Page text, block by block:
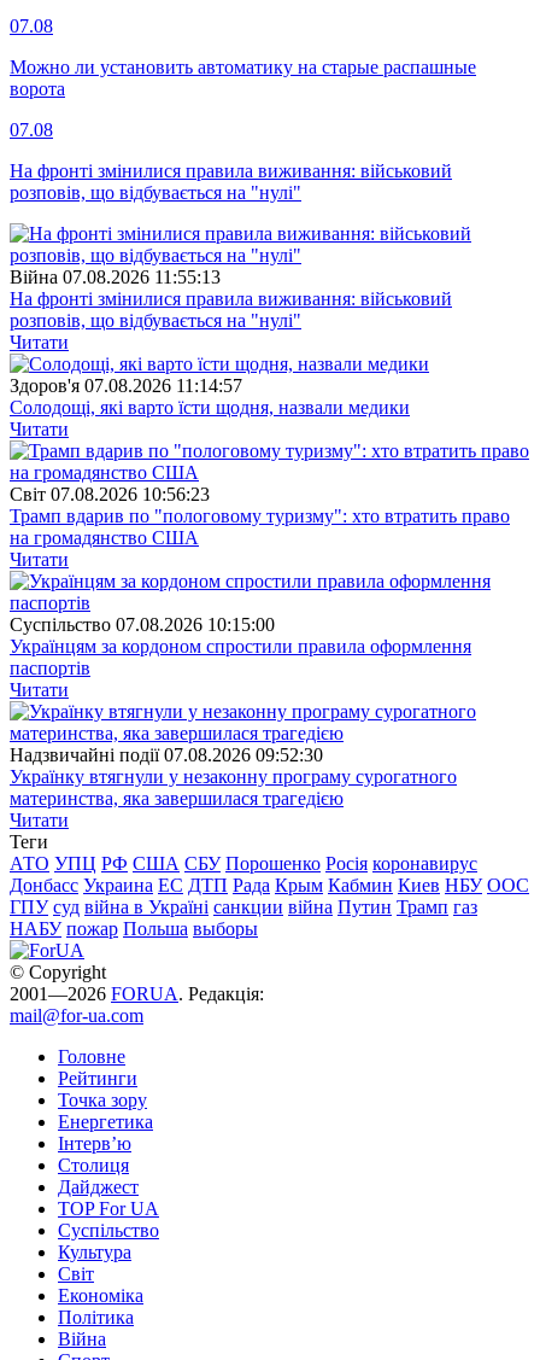
07.08
Можно ли установить автоматику на старые распашные
ворота
07.08
На фронті змінилися правила виживання: військовий
розповів, що відбувається на "нулі"
Війна 07.08.2026 11:55:13
На фронті змінилися правила виживання: військовий
розповів, що відбувається на "нулі"
Читати
Здоров'я 07.08.2026 11:14:57
Солодощі, які варто їсти щодня, назвали медики
Читати
Свiт 07.08.2026 10:56:23
Трамп вдарив по "пологовому туризму": хто втратить право
на громадянство США
Читати
Суспiльство 07.08.2026 10:15:00
Українцям за кордоном спростили правила оформлення
паспортів
Читати
Надзвичайні події 07.08.2026 09:52:30
Українку втягнули у незаконну програму сурогатного
материнства, яка завершилася трагедією
Читати
Теги
АТО УПЦ РФ США СБУ Порошенко Росія коронавирус
Донбасс Украина ЕС ДТП Рада Крым Кабмин Киев НБУ ООС
ГПУ суд війна в Україні санкции війна Путин Трамп газ
НАБУ пожар Польша выборы
© Copyright
2001—2026 FORUA. Редакція:
mail@for-ua.com
Головне
Рейтинги
Точка зору
Енергетика
Інтерв’ю
Столиця
Дайджест
TOP For UA
Суспiльство
Культура
Світ
Економіка
Політика
Війна